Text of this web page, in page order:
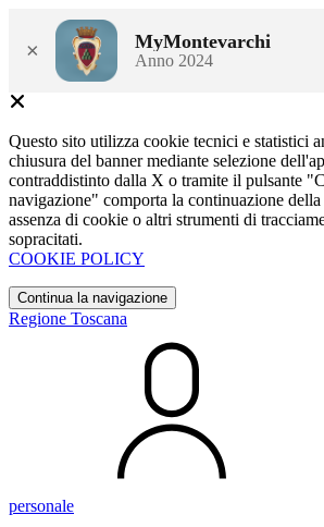
× MyMontevarchi
Anno 2024
Questo sito utilizza cookie tecnici e statistici
chiusura del banner mediante selezione
contraddistinto dalla X o tramite il pulsante
navigazione" comporta la continuazione
assenza di cookie o altri strumenti di
sopracitati.
COOKIE POLICY
Continua la navigazione
Regione Toscana
personale